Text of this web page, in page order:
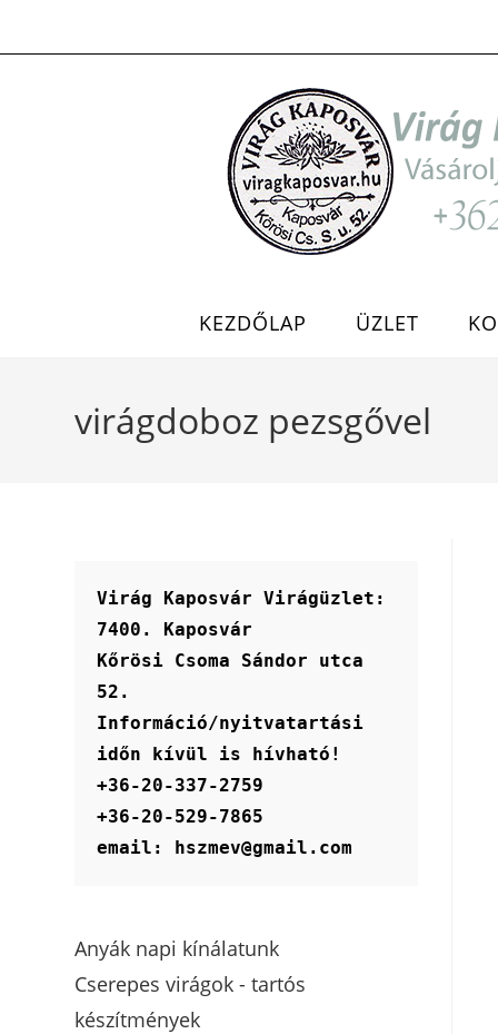
KEZDŐLAP ÜZLET
virágdoboz pezsgővel
Virág Kaposvár Virágüzlet:
7400. Kaposvár
Kőrösi Csoma Sándor utca
52.
Információ/nyitvatartási
időn kívül is hívható!
+36-20-337-2759
+36-20-529-7865
email: hszmev@gmail.com
Anyák napi kínálatunk
Cserepes virágok - tartós
készítmények